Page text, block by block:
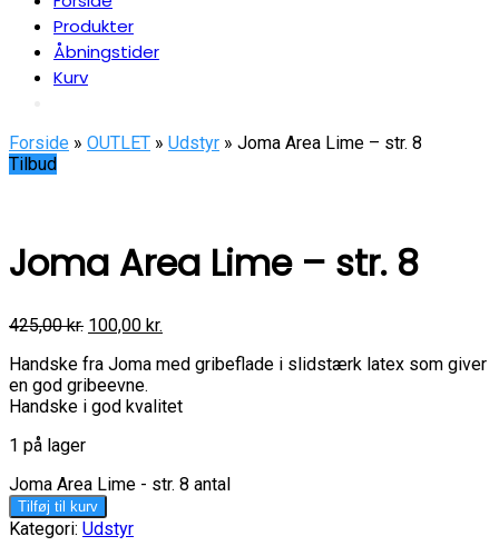
Produkter
Åbningstider
Kurv
Forside » OUTLET » Udstyr » Joma Area Lime – str. 8
Tilbud
Joma Area Lime – str. 8
425,00kr. 100,00 kr.
Handske fra Joma med gribeflade i slidstærk latex som giver
en god gribeevne.
Handske i god kvalitet
1 på lager
Joma Area Lime - str. 8 antal
Tilføj til kurv
Kategori: Udstyr